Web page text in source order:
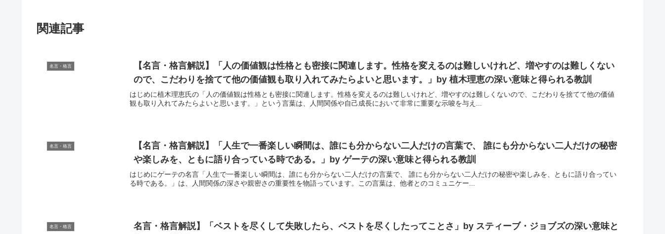
関連記事
名言・格言
【名言・格言解説】「人の価値観は性格とも密接に関連します。性格を変えるのは難しいけれど、増やすのは難しくない
ので、こだわりを捨てて他の価値観も取り入れてみたらよいと思います。」by 植木理恵の深い意味と得られる教訓
はじめに植木理恵氏の「人の価値観は性格とも密接に関連します。性格を変えるのは難しいけれど、増やすのは難しくないので、こだわりを捨てて他の価値
観も取り入れてみたらよいと思います。」という言葉は、人間関係や自己成長において非常に重要な示唆を与え...
名言・格言
【名言・格言解説】「人生で一番楽しい瞬間は、誰にも分からない二人だけの言葉で、 誰にも分からない二人だけの秘密
や楽しみを、ともに語り合っている時である。」by ゲーテの深い意味と得られる教訓
はじめにゲーテの名言「人生で一番楽しい瞬間は、誰にも分からない二人だけの言葉で、 誰にも分からない二人だけの秘密や楽しみを、ともに語り合ってい
る時である。」は、人間関係の深さや親密さの重要性を物語っています。この言葉は、他者とのコミュニケー...
名言・格言
名言・格言解説】「ベストを尽くして失敗したら、ベストを尽くしたってことさ」by スティーブ・ジョブズの深い意味と